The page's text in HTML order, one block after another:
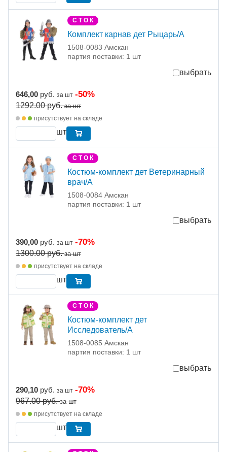
С Т О К
Комплект карнав дет Рыцарь/A
1508-0083 Амскан
партия поставки: 1 шт
выбрать
646,00 руб. за шт -50%
1292.00руб. за шт
присутствует на складе
шт
С Т О К
Костюм-комплект дет Ветеринарный
врач/A
1508-0084 Амскан
партия поставки: 1 шт
выбрать
390,00 руб. за шт -70%
1300.00руб. за шт
присутствует на складе
шт
С Т О К
Костюм-комплект дет
Исследователь/A
1508-0085 Амскан
партия поставки: 1 шт
выбрать
290,10 руб. за шт -70%
967.00руб. за шт
присутствует на складе
шт